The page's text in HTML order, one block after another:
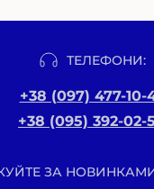
ТЕЛЕФОНИ:
+38 (097) 477-10-
+38 (095) 392-02-
ЗА